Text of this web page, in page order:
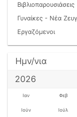
Βιβλιοπαρουσιάσεις
Γυναίκες - Νέα
Εργαζόμενοι
Ημν/νια
2026
Ιαν Φεβ
Ιούν Ιούλ